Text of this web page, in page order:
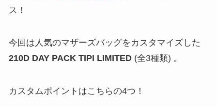
ス！
今回は人気のマザーズバッグをカスタマイズした
210D DAY PACK TIPI LIMITED(全3種類) 。
カスタムポイントはこちらの4つ！